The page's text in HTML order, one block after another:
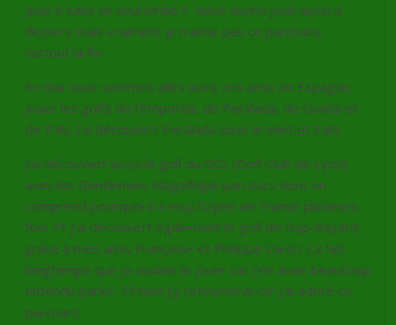
joue 6 sans un seul birdie !! Nous avons joué aussi à
Beziers mais vraiment je n’aime pas ce parcours,
surtout la fin.
En mai nous sommes allés aves nos amis en Espagne,
jouer les golfs de l’Emporda, de Peralada, de Gualta et
de Pals. J’ai découvert Peralada sous le vent et Pals.
J’ai découvert aussi le golf du GCL (Golf Club de Lyon)
avec les Gentlemen. Magnifique parcours dont on
comprend pourquoi il a reçu l’Open de France plusieurs
fois. Et j’ai découvert également le golf de Gap-Bayard,
grâce à mes amis Françoise et Philippe Caron. Ca fait
longtemps que je voulais le jouer car j’en avais beaucoup
entendu parler. Et bien j’y retournerai car j’ai adoré ce
parcours.